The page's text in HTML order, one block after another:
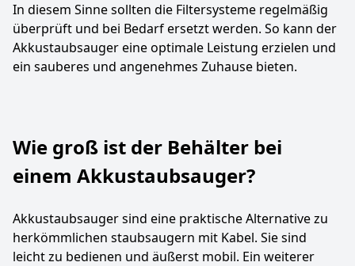
In diesem Sinne sollten die Filtersysteme regelmäßig
überprüft und bei Bedarf ersetzt werden. So kann der
Akkustaubsauger eine optimale Leistung erzielen und
ein sauberes und angenehmes Zuhause bieten.
Wie groß ist der Behälter bei
einem Akkustaubsauger?
Akkustaubsauger sind eine praktische Alternative zu
herkömmlichen staubsaugern mit Kabel. Sie sind
leicht zu bedienen und äußerst mobil. Ein weiterer